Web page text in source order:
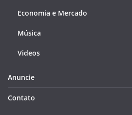
Economia e Mercado
Música
Videos
Anuncie
Contato